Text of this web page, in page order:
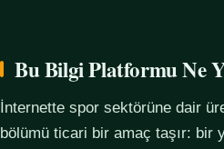
Bu Bilgi Platformu Ne
İnternette spor sektörüne dair
bölümü ticari bir amaç taşır: bir